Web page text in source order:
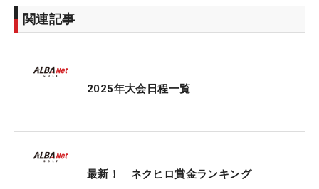
飛んでくれるから、セカンドは9番アイアンを握れ
た」と、その飛距離性能に助けられているという。
同じく5位タイで終え、先日のプロテスト1次予選
（F地区）を突破した竹原美悠は高校卒業後から
し、「とにかく風に強い」と絶賛。「コントロール
がしやすくて、距離も出るところが好きです」と、
関連記事
2025年大会日程一覧
最新！ ネクヒロ賞金ランキング